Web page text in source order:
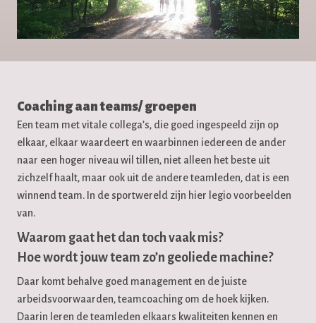
Coaching aan teams/ groepen
Een team met vitale collega’s, die goed ingespeeld zijn op
elkaar, elkaar waardeert en waarbinnen iedereen de ander
naar een hoger niveau wil tillen, niet alleen het beste uit
zichzelf haalt, maar ook uit de andere teamleden, dat is een
winnend team. In de sportwereld zijn hier legio voorbeelden
van.
Waarom gaat het dan toch vaak mis?
Hoe wordt jouw team zo’n geoliede machine?
Daar komt behalve goed management en de juiste
arbeidsvoorwaarden, teamcoaching om de hoek kijken.
Daarin leren de teamleden elkaars kwaliteiten kennen en